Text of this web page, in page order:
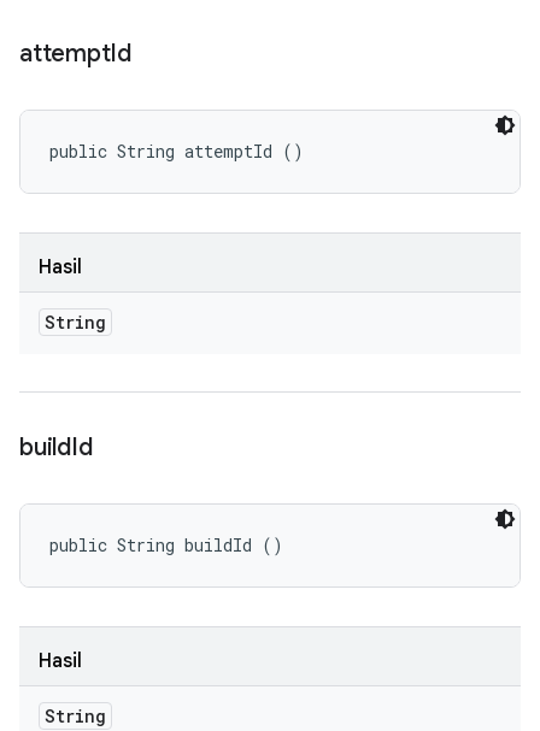
attemptId
public String attemptId ()
Hasil
String
buildId
public String buildId ()
Hasil
String